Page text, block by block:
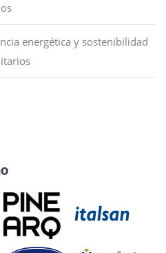
energética y sostenibilidad